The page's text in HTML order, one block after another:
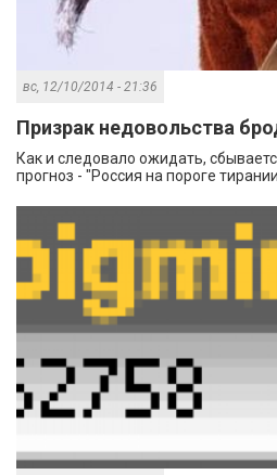
вс, 12/10/2014 - 21:36
Призрак недовольства
Как и следовало ожидать,
прогноз - "Россия на пороге